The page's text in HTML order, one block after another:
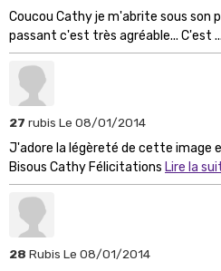
Coucou Cathy je m'abrite sous son
passant c'est très agréable... C'est ...
27 rubis Le 08/01/2014
J'adore la légèreté de cette image
Bisous Cathy Félicitations Lire la
28 Rubis Le 08/01/2014